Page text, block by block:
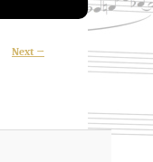
Image
Next →